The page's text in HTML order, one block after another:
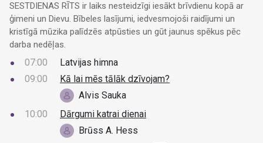
SESTDIENAS RĪTS ir laiks nesteidzīgi iesākt brīvdienu kopā ar
ģimeni un Dievu. Bībeles lasījumi, iedvesmojoši raidījumi un
kristīgā mūzika palīdzēs atpūsties un gūt jaunus spēkus pēc
darba nedēļas.
07:00
Latvijas himna
09:00
Kā lai mēs tālāk dzīvojam?
Alvis Sauka
10:00
Dārgumi katrai dienai
Brūss A. Hess